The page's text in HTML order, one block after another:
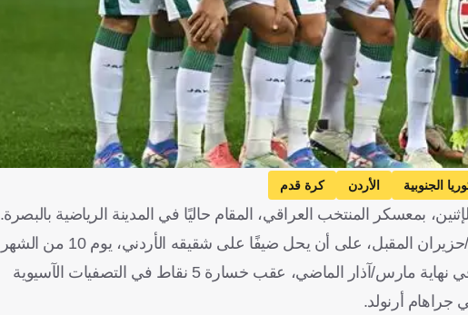
الجنوبية الأردن كرة قدم
بمعسكر المنتخب العراقي، المقام حاليًا في المدينة الرياضية بالبصرة.
وكان الاتحاد العراقي قد أعلن إقالة المدير الفني الإسباني كاساس في نهاية مارس/آذار الماضي، عقب خسارة 5 نقاط في التصفيات الآسيوية